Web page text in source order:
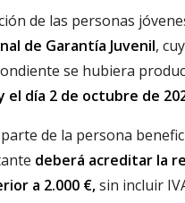
de las personas
de Garantía Juvenil,
se hubiera
día 2 de octubre de
de la persona
deberá acreditar la
a 2.000 €,sin incluir